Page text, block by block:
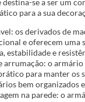
para a sua
os derivados de
e oferecem uma
estabilidade e
arrumação: o
para manter os
bem organizados
na parede: o